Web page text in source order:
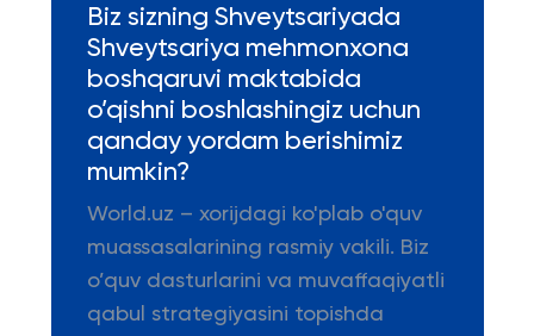
Biz sizning Shveytsariyada
Shveytsariya mehmonxona
boshqaruvi maktabida
o’qishni boshlashingiz uchun
qanday yordam berishimiz
mumkin?
World.uz – xorijdagi ko'plab o'quv
muassasalarining rasmiy vakili. Biz
o’quv dasturlarini va muvaffaqiyatli
qabul strategiyasini topishda